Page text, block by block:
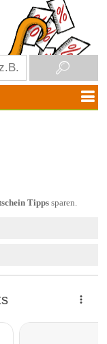
Tippssparen.